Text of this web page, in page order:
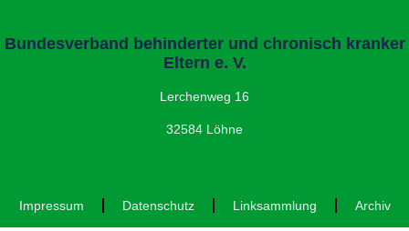
Bundesverband behinderter und chronisch kranker
Eltern e. V.
Lerchenweg 16
32584 Löhne
Impressum Datenschutz Linksammlung Archiv